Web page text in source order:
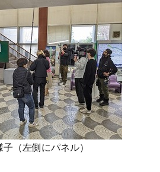
子（左側にパネル）